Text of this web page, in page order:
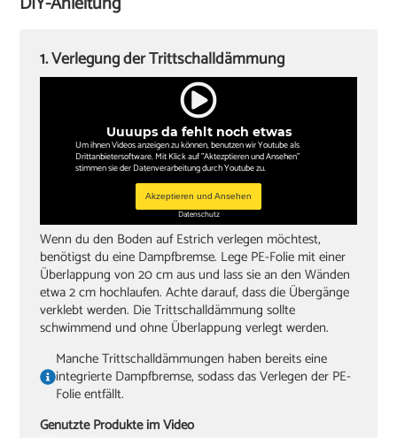
Zollstock
Uuuups da fehlt noch etwas
Um ihnen Videos anzeigen zu können, benutzen wir Youtube als
Drittanbietersoftware. Mit Klick auf "Aktezptieren und Ansehen"
stimmen sie der Datenverarbeitung durch Youtube zu.
Akzeptieren und Ansehen
Datenschutz
1. Verlegung der Trittschalldämmung
Wenn du den Boden auf Estrich verlegen möchtest,
benötigst du eine Dampfbremse. Lege PE-Folie mit einer
Überlappung von 20 cm aus und lass sie an den Wänden
etwa 2 cm hochlaufen. Achte darauf, dass die Übergänge
verklebt werden. Die Trittschalldämmung sollte
schwimmend und ohne Überlappung verlegt werden.
Manche Trittschalldämmungen haben bereits eine
integrierte Dampfbremse, sodass das Verlegen der PE-
Folie entfällt.
Genutzte Produkte im Video